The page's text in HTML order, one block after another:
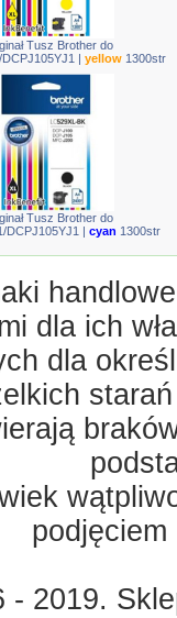
Tusz Brother do
| yellow1300str
Tusz Brother do
DCPJ105YJ1 | cyan 1300str
dla ich
dla
- 2019.